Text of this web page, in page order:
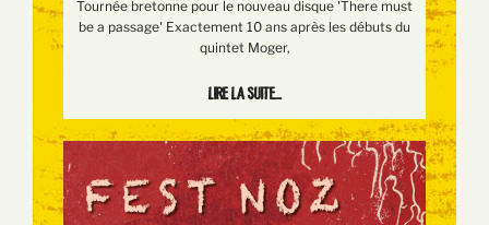
Tournée bretonne pour le nouveau disque 'There must
be a passage' Exactement 10 ans après les débuts du
quintet Moger,
Lire la suite...